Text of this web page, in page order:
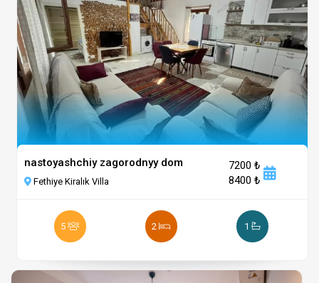
nastoyashchiy zagorodnyy dom
Fethiye Kiralık Villa
7200 ₺
8400 ₺
5 2 1